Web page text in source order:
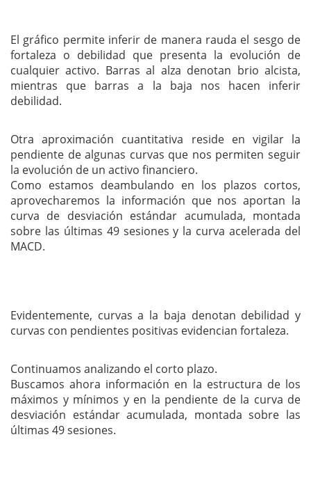
El gráfico permite inferir de manera rauda el sesgo de
fortaleza o debilidad que presenta la evolución de
cualquier activo. Barras al alza denotan brio alcista,
mientras que barras a la baja nos hacen inferir
debilidad.
Otra aproximación cuantitativa reside en vigilar la
pendiente de algunas curvas que nos permiten seguir
la evolución de un activo financiero.
Como estamos deambulando en los plazos cortos,
aprovecharemos la información que nos aportan la
curva de desviación estándar acumulada, montada
sobre las últimas 49 sesiones y la curva acelerada del
MACD.
Evidentemente, curvas a la baja denotan debilidad y
curvas con pendientes positivas evidencian fortaleza.
Continuamos analizando el corto plazo.
Buscamos ahora información en la estructura de los
máximos y mínimos y en la pendiente de la curva de
desviación estándar acumulada, montada sobre las
últimas 49 sesiones.